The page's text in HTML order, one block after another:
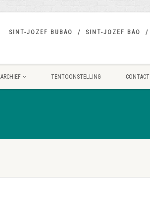
SINT-JOZEF BUBAO SINT-JOZEF BAO
ARCHIEF TENTOONSTELLING CONTACT